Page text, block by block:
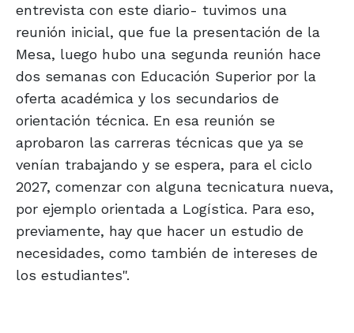
entrevista con este diario- tuvimos una
reunión inicial, que fue la presentación de la
Mesa, luego hubo una segunda reunión hace
dos semanas con Educación Superior por la
oferta académica y los secundarios de
orientación técnica. En esa reunión se
aprobaron las carreras técnicas que ya se
venían trabajando y se espera, para el ciclo
2027, comenzar con alguna tecnicatura nueva,
por ejemplo orientada a Logística. Para eso,
previamente, hay que hacer un estudio de
necesidades, como también de intereses de
los estudiantes".